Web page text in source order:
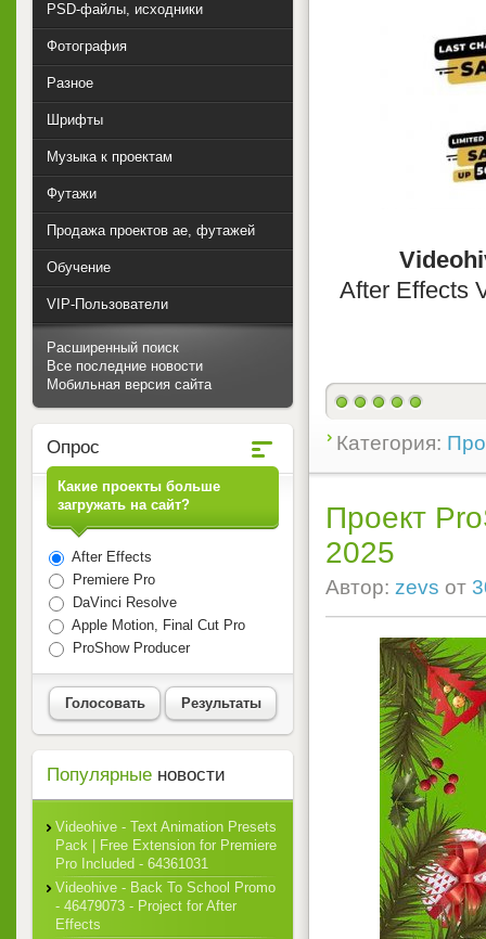
After Effects
Категория:
Проект
2025
Автор: zevs от
PSD-файлы, исходники
Фотография
Разное
Шрифты
Музыка к проектам
Футажи
Продажа проектов ae, футажей
Обучение
VIP-Пользователи
Расширенный поиск
Все последние новости
Мобильная версия сайта
Опрос
Какие проекты больше
загружать на сайт?
After Effects
Premiere Pro
DaVinci Resolve
Apple Motion, Final Cut Pro
ProShow Producer
Голосовать Результаты
Популярные новости
Videohive - Text Animation Presets
Pack | Free Extension for Premiere
Pro Included - 64361031
Videohive - Back To School Promo
- 46479073 - Project for After
Effects